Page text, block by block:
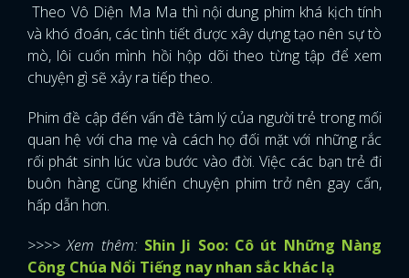
Theo Vô Diện Ma Ma thì nội dung phim khá kịch tính
và khó đoán, các tình tiết được xây dựng tạo nên sự tò
mò, lôi cuốn mình hồi hộp dõi theo từng tập để xem
chuyện gì sẽ xảy ra tiếp theo.
Phim đề cập đến vấn đề tâm lý của người trẻ trong mối
quan hệ với cha mẹ và cách họ đối mặt với những rắc
rối phát sinh lúc vừa bước vào đời. Việc các bạn trẻ đi
buôn hàng cũng khiến chuyện phim trở nên gay cấn,
hấp dẫn hơn.
>>>> Xem thêm: Shin Ji Soo: Cô út Những Nàng
Công Chúa Nổi Tiếng nay nhan sắc khác lạ